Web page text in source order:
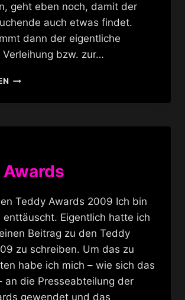
geht eben noch, damit der
auch etwas findet.
dann der eigentliche
Verleihung bzw. zur…
TEDDY
BILDER
Teddy Awards 2009 Ich bin
enttäuscht. Eigentlich hatte ich
Beitrag zu den Teddy
zu schreiben. Um das zu
habe ich mich – wie sich das
an die Presseabteilung der
gewendet und das